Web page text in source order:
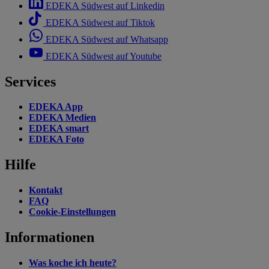
EDEKA Südwest auf Linkedin
EDEKA Südwest auf Tiktok
EDEKA Südwest auf Whatsapp
EDEKA Südwest auf Youtube
Services
EDEKA App
EDEKA Medien
EDEKA smart
EDEKA Foto
Hilfe
Kontakt
FAQ
Cookie-Einstellungen
Informationen
Was koche ich heute?